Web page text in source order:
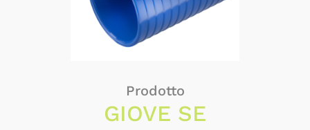
Prodotto
GIOVE SE